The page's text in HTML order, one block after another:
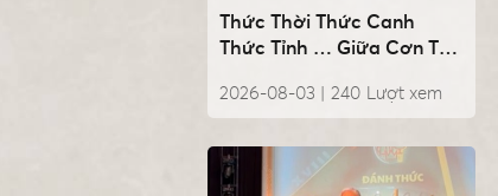
Thức Thời Thức Canh
Thức Tỉnh … Giữa Cơn Thử
NguyễnVănHoàng
2026-08-03 | Lượt xem
240